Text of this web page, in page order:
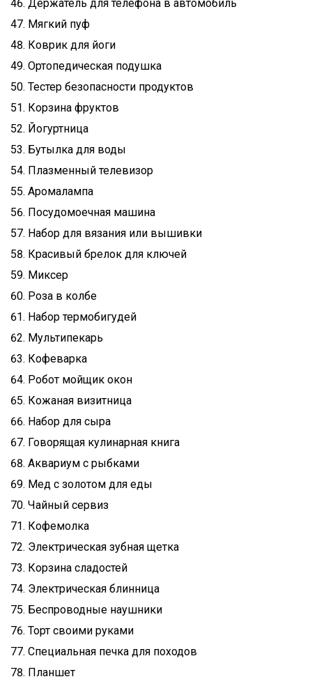
Держатель для телефона в автомобиль
Мягкий пуф
Коврик для йоги
Ортопедическая подушка
Тестер безопасности продуктов
Корзина фруктов
Йогуртница
Бутылка для воды
Плазменный телевизор
Аромалампа
Посудомоечная машина
Набор для вязания или вышивки
Красивый брелок для ключей
Миксер
Роза в колбе
Набор термобигудей
Мультипекарь
Кофеварка
Робот мойщик окон
Кожаная визитница
Набор для сыра
Говорящая кулинарная книга
Аквариум с рыбками
Мед с золотом для еды
Чайный сервиз
Кофемолка
Электрическая зубная щетка
Корзина сладостей
Электрическая блинница
Беспроводные наушники
Торт своими руками
Специальная печка для походов
Планшет